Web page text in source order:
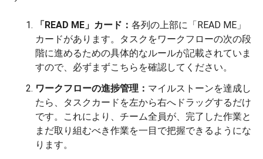
「READ ME」カード： 各列の上部に「READ ME」
カードがあります。タスクをワークフローの次の段
階に進めるための具体的なルールが記載されていま
すので、必ずまずこちらを確認してください。
ワークフローの進捗管理： マイルストーンを達成し
たら、タスクカードを左から右へドラッグするだけ
です。これにより、チーム全員が、完了した作業と
まだ取り組むべき作業を一目で把握できるようにな
ります。